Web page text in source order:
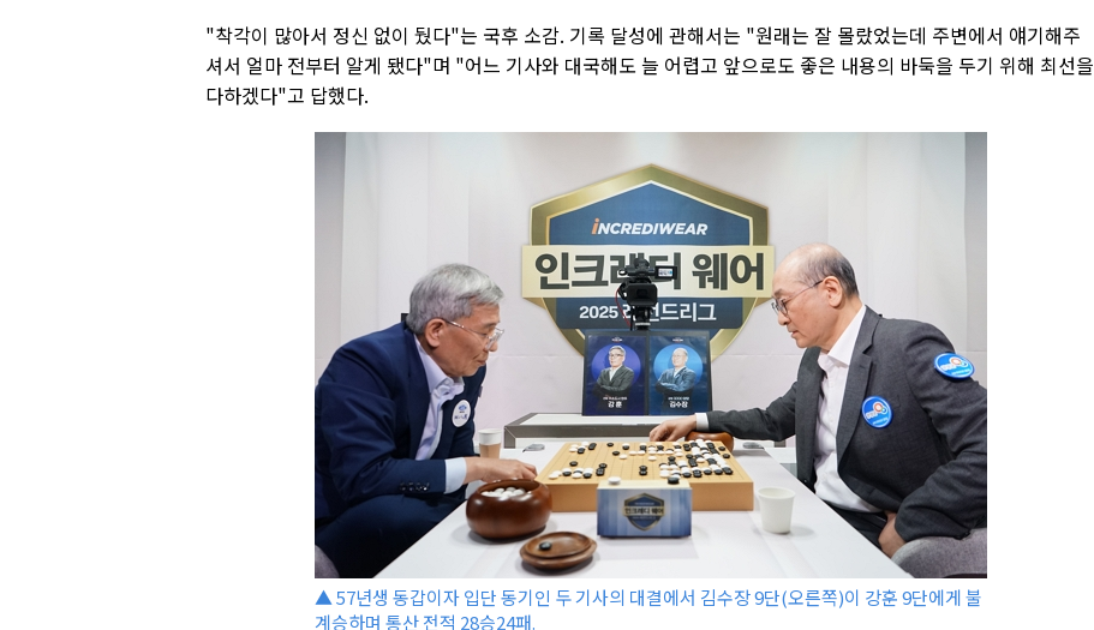
"착각이 많아서 정신 없이 뒀다"는 국후 소감. 기록 달성에 관해서는 "원래는 잘 몰랐었는데 주변에서 얘기해주
셔서 얼마 전부터 알게 됐다"며 "어느 기사와 대국해도 늘 어렵고 앞으로도 좋은 내용의 바둑을 두기 위해 최선을
다하겠다"고 답했다.
▲ 57년생 동갑이자 입단 동기인 두 기사의 대결에서 김수장 9단(오른쪽)이 강훈 9단에게 불
계승하며 통산 전적 28승24패.